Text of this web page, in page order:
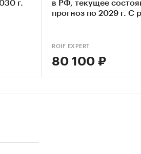
ихг.
в РФ, текущее
прогноз по 2029 г. С
ROIF EXPERT
80 100 ₽